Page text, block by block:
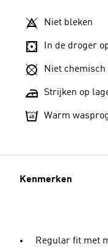
Niet bleken
In de droger
Niet
Strijken op
Warm
Kenmerken
Regular fit met